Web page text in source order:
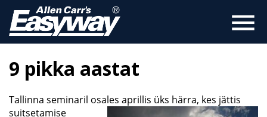
menu
9 pikka aastat
Tallinna seminaril osales aprillis üks härra, kes jättis
suitsetamise